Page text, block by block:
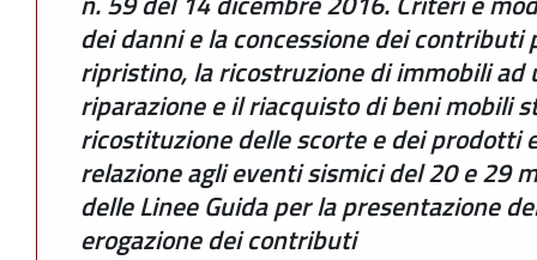
dei danni e la concessione dei contributi
ripristino, la ricostruzione di immobili ad
riparazione e il riacquisto di beni mobili
ricostituzione delle scorte e dei prodotti
relazione agli eventi sismici del 20 e 29
delle Linee Guida per la presentazione
erogazione dei contributi